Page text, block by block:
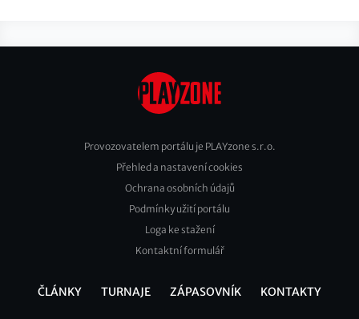
Footer
Provozovatelem portálu je PLAYzone s.r.o.
Přehled a nastavení cookies
Ochrana osobních údajů
Podmínky užití portálu
Loga ke stažení
Kontaktní formulář
ČLÁNKY TURNAJE ZÁPASOVNÍK KONTAKTY